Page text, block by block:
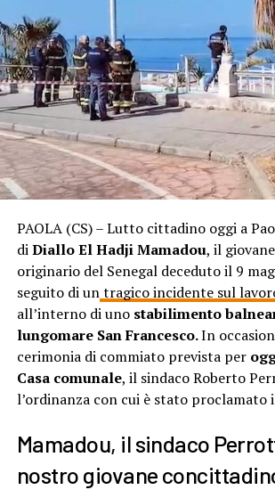
PAOLA (CS) – Lutto cittadino oggi a
diDiallo El Hadji Mamadou, il
originario del Senegal deceduto il 9
seguito di untragico incidente sul
all’interno di uno stabilimento
lungomare San Francesco.In
cerimonia di commiato prevista per
Casa comunale, il sindaco Roberto
l’ordinanza con cui è stato
Mamadou, il sindaco
nostro giovane